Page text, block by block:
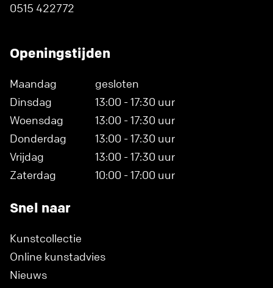
0515 422772
Openingstijden
Maandag
gesloten
Dinsdag
13:00 - 17:30 uur
Woensdag
13:00 - 17:30 uur
Donderdag
13:00 - 17:30 uur
Vrijdag
13:00 - 17:30 uur
Zaterdag
10:00 - 17:00 uur
Snel naar
Kunstcollectie
Online kunstadvies
Nieuws